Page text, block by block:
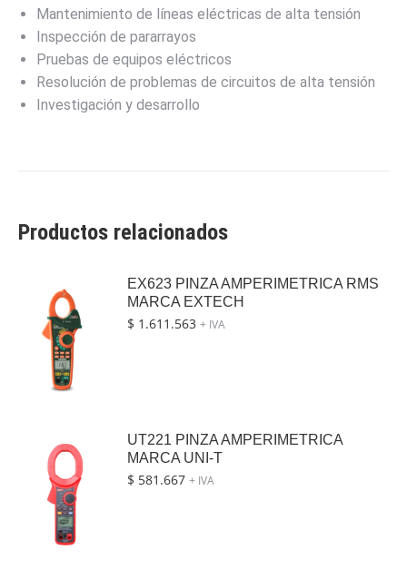
Mantenimiento de líneas eléctricas de alta tensión
Inspección de pararrayos
Pruebas de equipos eléctricos
Resolución de problemas de circuitos de alta tensión
Investigación y desarrollo
Productos relacionados
EX623 PINZA AMPERIMETRICA RMS
MARCA EXTECH
$ 1.611.563 + IVA
UT221 PINZA AMPERIMETRICA
MARCA UNI-T
$ 581.667 + IVA